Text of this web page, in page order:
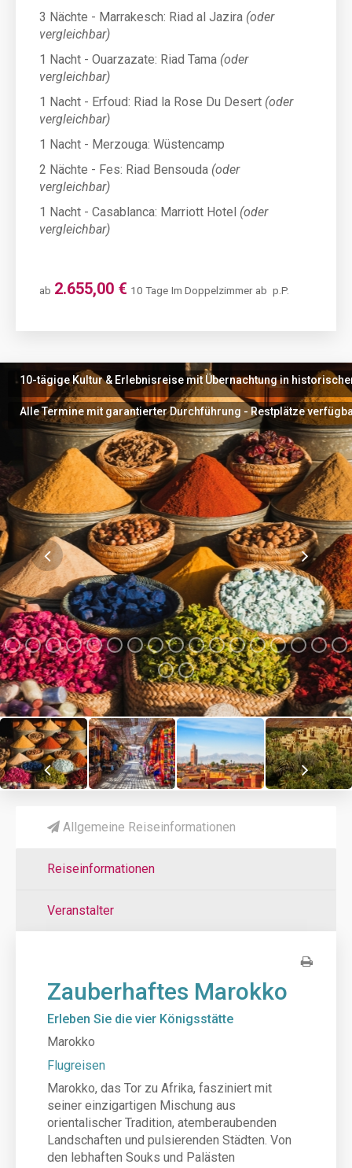
3 Nächte - Marrakesch: Riad al Jazira (oder
vergleichbar)
1 Nacht - Ouarzazate: Riad Tama (oder
vergleichbar)
1 Nacht - Erfoud: Riad la Rose Du Desert (oder
vergleichbar)
1 Nacht - Merzouga: Wüstencamp
2 Nächte - Fes: Riad Bensouda (oder
vergleichbar)
1 Nacht - Casablanca: Marriott Hotel (oder
vergleichbar)
ab 2.655,00 € 10 Tage Im Doppelzimmer ab p.P.
10-tägige Kultur & Erlebnisreise mit Übernachtung in
Alle Termine mit garantierter Durchführung - Restplätze
Allgemeine Reiseinformationen
Reiseinformationen
Veranstalter
Zauberhaftes Marokko
Erleben Sie die vier Königsstätte
Marokko
Flugreisen
Marokko, das Tor zu Afrika, fasziniert mit
seiner einzigartigen Mischung aus
orientalischer Tradition, atemberaubenden
Landschaften und pulsierenden Städten. Von
den lebhaften Souks und Palästen